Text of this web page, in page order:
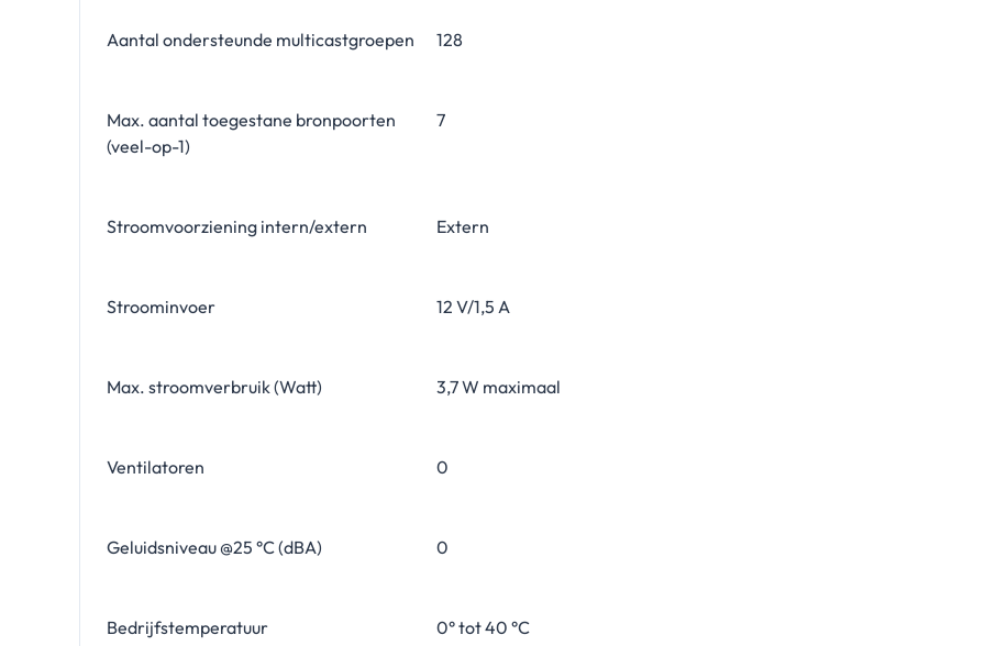
Aantal ondersteunde multicastgroepen 128
Max. aantal toegestane bronpoorten
(veel-op-1)
7
Stroomvoorziening intern/extern Extern
Stroominvoer 12 V/1,5 A
Max. stroomverbruik (Watt) 3,7 W maximaal
Ventilatoren 0
Geluidsniveau @25 °C (dBA) 0
Bedrijfstemperatuur 0° tot 40 °C